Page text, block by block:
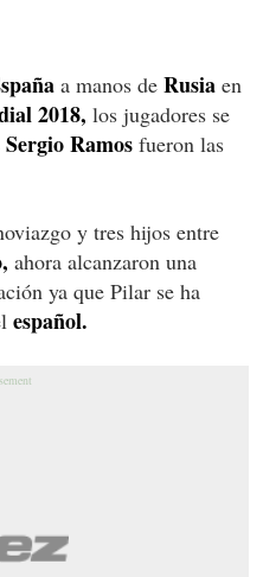
a manos de Rusia en
2018, los jugadores se
Sergio Ramos fueron las
y tres hijos entre
ahora alcanzaron una
ya que Pilar se ha
español.